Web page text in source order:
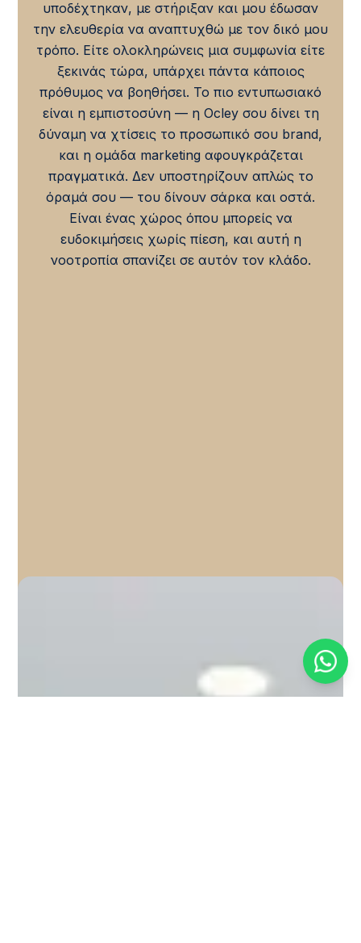
υποδέχτηκαν, με στήριξαν και μου έδωσαν
την ελευθερία να αναπτυχθώ με τον δικό μου
τρόπο. Είτε ολοκληρώνεις μια συμφωνία είτε
ξεκινάς τώρα, υπάρχει πάντα κάποιος
πρόθυμος να βοηθήσει. Το πιο εντυπωσιακό
είναι η εμπιστοσύνη — η Ocley σου δίνει τη
δύναμη να χτίσεις το προσωπικό σου brand,
και η ομάδα marketing αφουγκράζεται
πραγματικά. Δεν υποστηρίζουν απλώς το
όραμά σου — του δίνουν σάρκα και οστά.
Είναι ένας χώρος όπου μπορείς να
ευδοκιμήσεις χωρίς πίεση, και αυτή η
νοοτροπία σπανίζει σε αυτόν τον κλάδο.